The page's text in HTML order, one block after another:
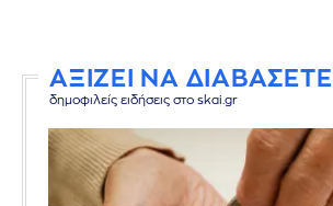
ΑΞΙΖΕΙ ΝΑ ΔΙΑΒΑΣΕΤΕ
δημοφιλείς ειδήσεις στο skai.gr